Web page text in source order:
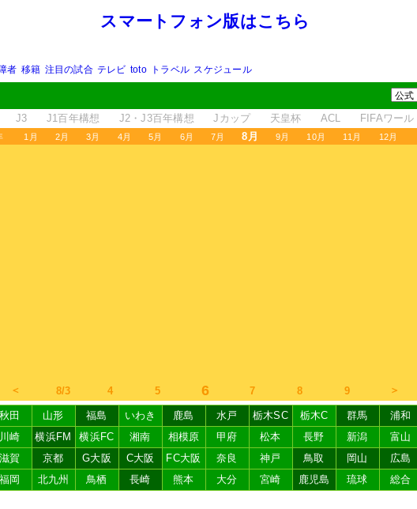
スマートフォン版はこちら
者 移籍 注目の試合 テレビ toto トラベル スケジュール
J3 J1百年構想 J2・J3百年構想 Jカップ 天皇杯 ACL FIFAワー
1月 2月 3月 4月 5月 6月 7月 8月 9月 10月 11月 12月
＜ 8/3 4 5 6 7 8 9 ＞
秋田 山形 福島 いわき 鹿島 水戸 栃木SC 栃木C 群馬 浦和
川崎 横浜FM 横浜FC 湘南 相模原 甲府 松本 長野 新潟 富山
滋賀 京都 G大阪 C大阪 FC大阪 奈良 神戸 鳥取 岡山 広島
福岡 北九州 鳥栖 長崎 熊本 大分 宮崎 鹿児島 琉球 総合